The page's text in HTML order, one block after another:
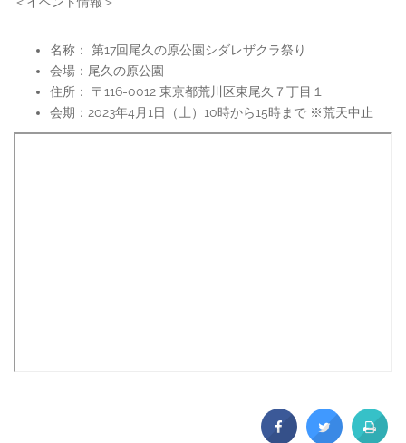
名称： 第17回尾久の原公園シダレザクラ祭り
会場：尾久の原公園
住所： 〒116-0012 東京都荒川区東尾久７丁目１
会期：2023年4月1日（土）10時から15時まで ※荒天中止